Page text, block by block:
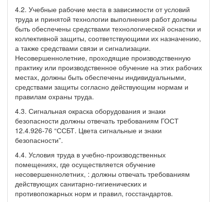
4.2. Учебные рабочие места в зависимости от условий
труда и принятой технологии выполнения работ должны
быть обеспечены средствами технологической оснастки и
коллективной защиты, соответствующими их назначению,
а также средствами связи и сигнализации.
Несовершеннолетние, проходящие производственную
практику или производственное обучение на этих рабочих
местах, должны быть обеспечены индивидуальными,
средствами защиты согласно действующим нормам и
правилам охраны труда.
4.3. Сигнальная окраска оборудования и знаки
безопасности должны отвечать требованиям ГОСТ
12.4.926-76 “ССБТ. Цвета сигнальные и знаки
безопасности”.
4.4. Условия труда в учебно-производственных
помещениях, где осуществляется обучение
несовершеннолетних, : должны отвечать требованиям
действующих санитарно-гигиенических и
противопожарных норм и правил, госстандартов.